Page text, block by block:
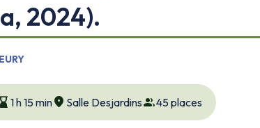
2024).
hourglass_bottom 1 h 15 minlocation_on Salle Desjardinsgroup45 places